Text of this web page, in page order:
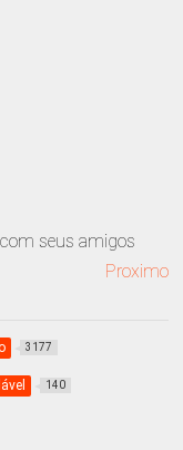
seus amigos
Proximo
3177
140